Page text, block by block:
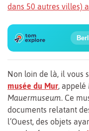
dans 50 autres villes)
Non loin de là, il vous
musée du Mur, appelé
Mauermuseum. Ce
documents relatant
l’Ouest, des objets